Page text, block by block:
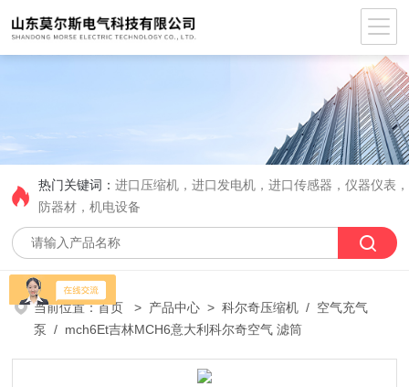
热门关键词：进口压缩机，进口发电机，进口传感器，仪器仪表
防器材，机电设备
当前位置：首页 > 产品中心 >科尔奇压缩机 / 空气充气
泵 / mch6Et吉林MCH6意大利科尔奇空气 滤筒